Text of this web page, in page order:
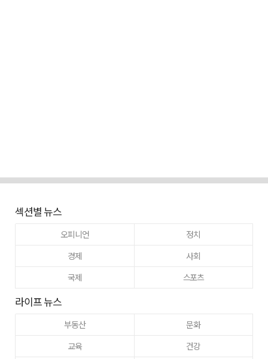
섹션별 뉴스
오피니언
정치
경제
사회
국제
스포츠
라이프 뉴스
부동산
문화
교육
건강